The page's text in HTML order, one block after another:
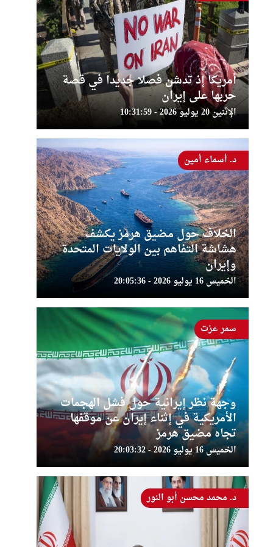
أمريكا إذ تدشن فصلا جديدا في قصة
حربها على إيران
الإثنين 20 يوليو 2026 - 10:31:59
الخلاف حول مضيق هرمز يكشف
هشاشة التفاهم بين الولايات المتحدة
وإيران
الخميس 16 يوليو 2026 - 20:05:36
د. أسماء أمين
وجهة نظر إيرانية حول فشل الهجمات
الأمريكية في إثناء إيران عن موقفها
تجاه مضيق هرمز
الخميس 16 يوليو 2026 - 20:03:32
سمر عزت
د. محمد محسن أبو النور